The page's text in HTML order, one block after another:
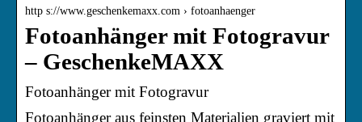
http s://www.geschenkemaxx.com › fotoanhaenger
Fotoanhänger mit Fotogravur
– GeschenkeMAXX
Fotoanhänger mit Fotogravur
Fotoanhänger aus feinsten Materialien graviert mit